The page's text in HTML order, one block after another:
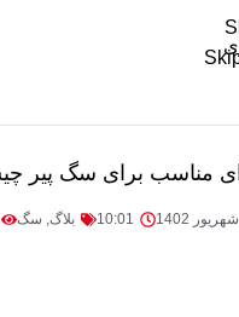
مناسب برای سگ پیر
10:01 بلاگ, سگ